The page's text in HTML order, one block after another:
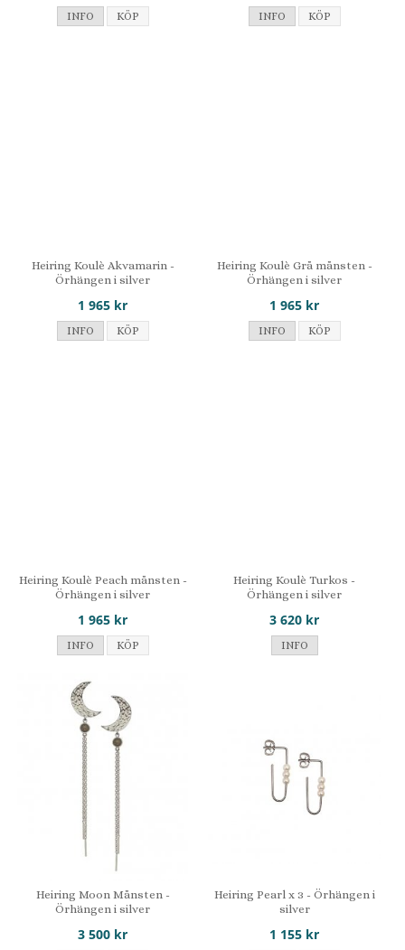
INFO KÖP INFO KÖP
Heiring Koulè Akvamarin -
Örhängen i silver
1 965 kr
INFO KÖP
Heiring Koulè Grå månsten -
Örhängen i silver
1 965 kr
INFO KÖP
Heiring Koulè Peach månsten -
Örhängen i silver
1 965 kr
INFO KÖP
Heiring Koulè Turkos -
Örhängen i silver
3 620 kr
INFO
Heiring Moon Månsten -
Örhängen i silver
3 500 kr
Heiring Pearl x 3 - Örhängen i
silver
1 155 kr